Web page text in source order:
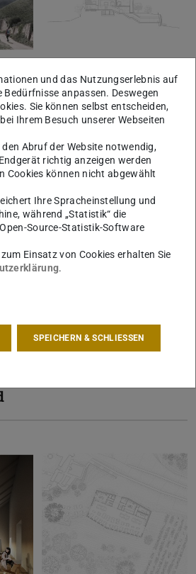
© Diana Schlez
Preisträgerin
und das Nutzungserlebnis auf
Bedürfnisse anpassen. Deswegen
Sie können selbst entscheiden,
Ihrem Besuch unserer Webseiten
Abruf der Website notwendig,
richtig anzeigen werden
Cookies können nicht abgewählt
Ihre Spracheinstellung und
während „Statistik“ die
Source-Statistik-Software
Einsatz von Cookies erhalten Sie
.
SPEICHERN & SCHLIESSEN